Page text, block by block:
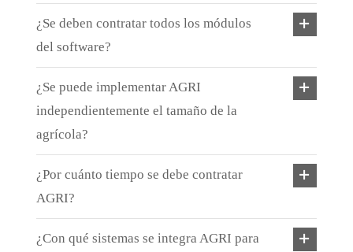
¿Se deben contratar todos los módulos
del software?
¿Se puede implementar AGRI
independientemente el tamaño de la
agrícola?
¿Por cuánto tiempo se debe contratar
AGRI?
¿Con qué sistemas se integra AGRI para